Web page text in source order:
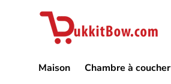
Aller au contenu
Maison Chambre à coucher